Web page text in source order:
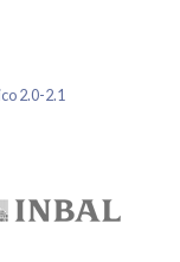
2.0-2.1